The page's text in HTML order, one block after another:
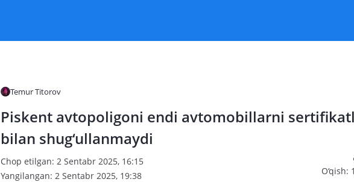
Temur Titorov
Piskent avtopoligoni endi avtomobillarni
bilan shug‘ullanmaydi
Chop etilgan: 2 Sentabr 2025, 16:15
Yangilangan: 2 Sentabr 2025, 19:38
O‘qish: